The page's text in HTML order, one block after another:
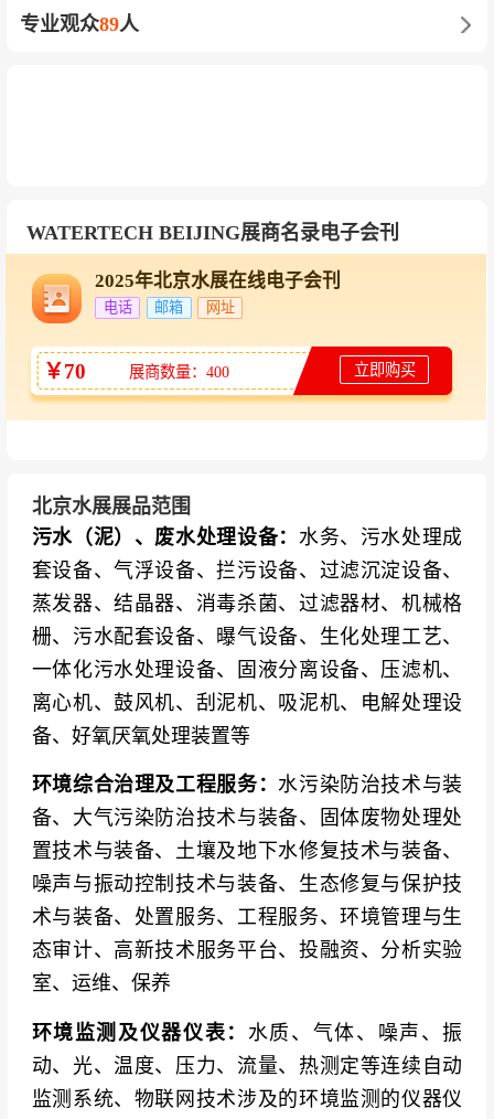
专业观众89人
WATERTECH BEIJING展商名录电子会刊
2025年北京水展在线电子会刊
电话 邮箱 网址
￥70 展商数量：400 立即购买
北京水展展品范围
污水（泥）、废水处理设备： 水务、污水处理成
套设备、气浮设备、拦污设备、过滤沉淀设备、
蒸发器、结晶器、消毒杀菌、过滤器材、机械格
栅、污水配套设备、曝气设备、生化处理工艺、
一体化污水处理设备、固液分离设备、压滤机、
离心机、鼓风机、刮泥机、吸泥机、电解处理设
备、好氧厌氧处理装置等
环境综合治理及工程服务： 水污染防治技术与装
备、大气污染防治技术与装备、固体废物处理处
置技术与装备、土壤及地下水修复技术与装备、
噪声与振动控制技术与装备、生态修复与保护技
术与装备、处置服务、工程服务、环境管理与生
态审计、高新技术服务平台、投融资、分析实验
室、运维、保养
环境监测及仪器仪表： 水质、气体、噪声、振
动、光、温度、压力、流量、热测定等连续自动
监测系统、物联网技术涉及的环境监测的仪器仪